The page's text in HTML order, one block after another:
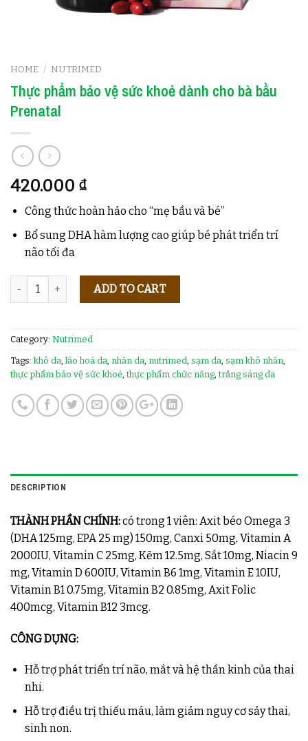
HOME / NUTRIMED
Thực phẩm bảo vệ sức khoẻ dành cho bà bầu
Prenatal
420.000 ₫
Công thức hoàn hảo cho “mẹ bầu và bé”
Bổ sung DHA hàm lượng cao giúp bé phát triển trí
não tối đa
Quantity ADD TO CART
Category: Nutrimed
Tags: khô da lão hoá da nhăn da nutrimed sạm da sạm khô nhăn
thực phẩm bảo vệ sức khoẻ ,thực phẩm chức năng ,trắng sáng da
DESCRIPTION
THÀNH PHẦN CHÍNH:có trong 1 viên: Axit béo Omega 3
(DHA 125mg, EPA 25 mg) 150mg, Canxi 50mg, Vitamin A
2000IU, Vitamin C 25mg, Kẽm 12.5mg, Sắt 10mg, Niacin 9
mg, Vitamin D 600IU, Vitamin B6 1mg, Vitamin E 10IU,
Vitamin B1 0.75mg, Vitamin B2 0.85mg, Axit Folic
400mcg, Vitamin B12 3mcg.
CÔNG DỤNG:
Hỗ trợ phát triển trí não, mắt và hệ thần kinh của thai
nhi.
Hỗ trợ điều trị thiếu máu, làm giảm nguy cơ sảy thai,
sinh non.